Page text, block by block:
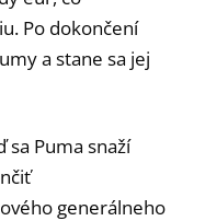
Po dokončení
a stane sa jej
sa Puma snaží
generálneho